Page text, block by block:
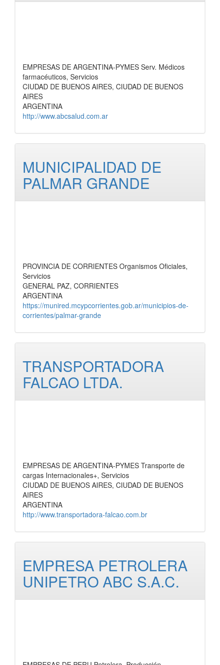
EMPRESAS DE ARGENTINA-PYMES Serv. Médicos
farmacéuticos, Servicios
CIUDAD DE BUENOS AIRES, CIUDAD DE BUENOS
AIRES
ARGENTINA
http://www.abcsalud.com.ar
MUNICIPALIDAD DE
PALMAR GRANDE
PROVINCIA DE CORRIENTES Organismos Oficiales,
Servicios
GENERAL PAZ, CORRIENTES
ARGENTINA
https://munired.mcypcorrientes.gob.ar/municipios-de-
corrientes/palmar-grande
TRANSPORTADORA
FALCAO LTDA.
EMPRESAS DE ARGENTINA-PYMES Transporte de
cargas Internacionales+, Servicios
CIUDAD DE BUENOS AIRES, CIUDAD DE BUENOS
AIRES
ARGENTINA
http://www.transportadora-falcao.com.br
EMPRESA PETROLERA
UNIPETRO ABC S.A.C.